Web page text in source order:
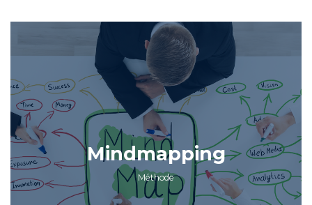
Mindmapping
Méthode